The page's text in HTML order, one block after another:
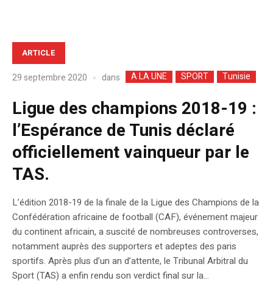
ARTICLE
29 septembre 2020 dans A LA UNE SPORT Tunisie
Ligue des champions 2018-19 :
l’Espérance de Tunis déclaré
officiellement vainqueur par le
TAS.
L’édition 2018-19 de la finale de la Ligue des Champions de la
Confédération africaine de football (CAF), événement majeur
du continent africain, a suscité de nombreuses controverses,
notamment auprès des supporters et adeptes des paris
sportifs. Après plus d’un an d’attente, le Tribunal Arbitral du
Sport (TAS) a enfin rendu son verdict final sur la...